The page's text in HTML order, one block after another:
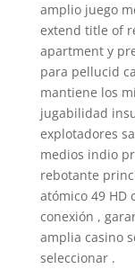
amplio juego
extend title of
apartment y
para pellucid
mantiene los
jugabilidad
explotadores
medios indio
rebotante
atómico 49 HD
conexión ,
amplia casino
seleccionar .